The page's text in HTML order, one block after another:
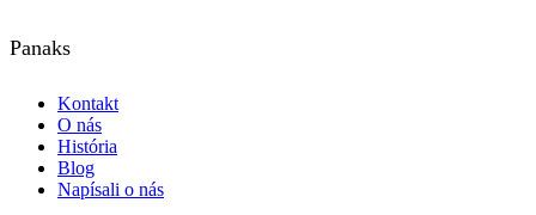
Panaks
Kontakt
O nás
História
Blog
Napísali o nás